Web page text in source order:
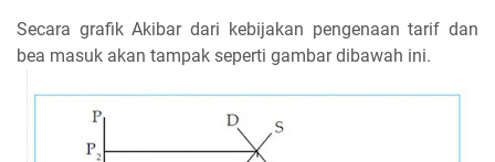
Secara grafik Akibar dari kebijakan pengenaan tarif dan
bea masuk akan tampak seperti gambar dibawah ini.